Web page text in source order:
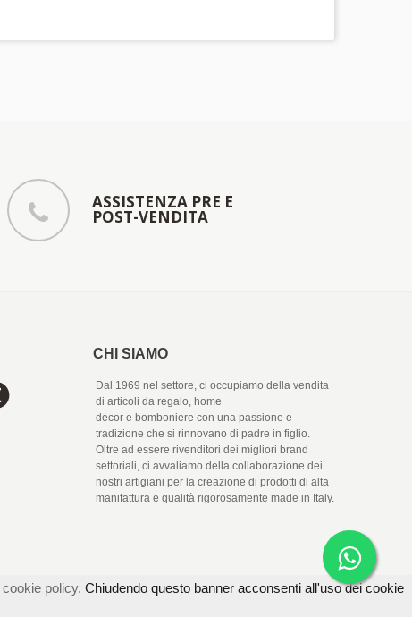
ASSISTENZA PRE E
POST-VENDITA
CHI SIAMO
Dal 1969 nel settore, ci occupiamo della vendita
di articoli da regalo, home
decor e bomboniere con una passione e
tradizione che si rinnovano di padre in figlio.
Oltre ad essere rivenditori dei migliori brand
settoriali, ci avvaliamo della collaborazione dei
nostri artigiani per la creazione di prodotti di alta
manifattura e qualità rigorosamente made in Italy.
cookie policy. Chiudendo questo banner acconsenti all'uso dei cookie